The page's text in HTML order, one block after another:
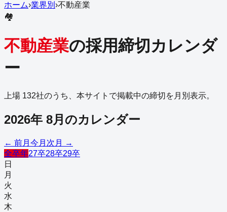
ホーム›業界別 ›不動産業
🏘️
不動産業の採用締切カレンダ
ー
上場 132社のうち、本サイトで掲載中の締切を月別表示。
2026年 8月のカレンダー
← 前月 今月 次月 →
全卒年27卒28卒29卒
日
月
火
水
木